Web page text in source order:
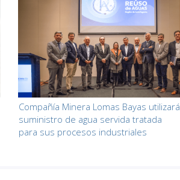
Compañía Minera Lomas Bayas utilizará
suministro de agua servida tratada
para sus procesos industriales